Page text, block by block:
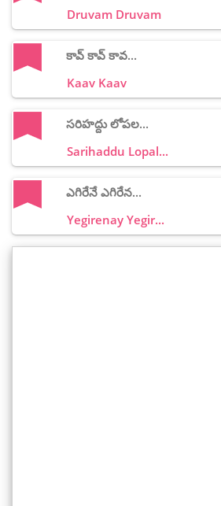
Druvam Druvam
కావ్ కావ్ కావ...
Kaav Kaav
సరిహద్దు లోపల...
Sarihaddu Lopal...
ఎగిరేనే ఎగిరేన...
Yegirenay Yegir...